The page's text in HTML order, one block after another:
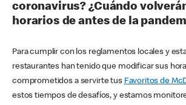
coronavirus? ¿Cuándo
horarios de antes de la
Para cumplir con los reglamentos locales y
restaurantes han tenido que modificar sus
comprometidos a servirte tus Favoritos de
estos tiempos de desafíos, y estamos